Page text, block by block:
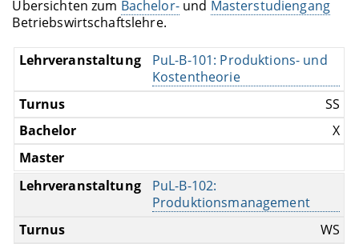
Übersichten zum Bachelor-und Masterstudiengang
Betriebswirtschaftslehre.
PuL-B-101: Produktions- und
Kostentheorie
SS
X
PuL-B-102:
Produktionsmanagement
WS